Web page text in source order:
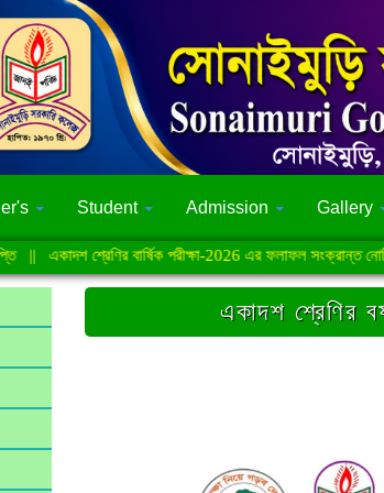
Student Admission Gallery
একাদশ শ্রেণির বার্ষিক পরীক্ষা-2026 এর ফলাফল সংক্রান্ত নোটিশ
একাদশ শ্রেণির